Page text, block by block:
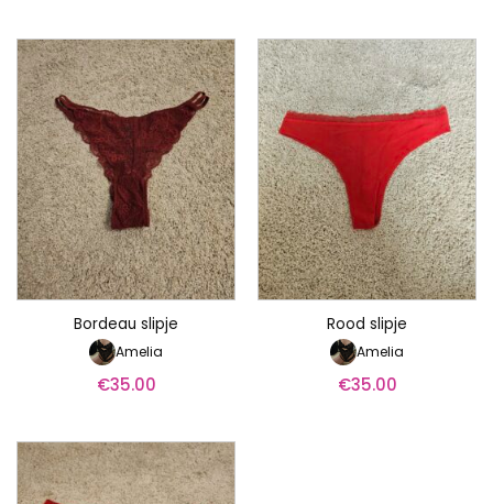
Bordeau slipje
Amelia
€35.00
Rood slipje
Amelia
€35.00